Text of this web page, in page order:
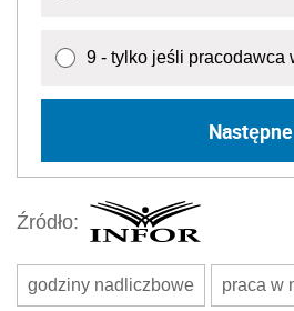
9 - tylko jeśli pracodawca
Następne
Źródło:
godziny nadliczbowe praca w